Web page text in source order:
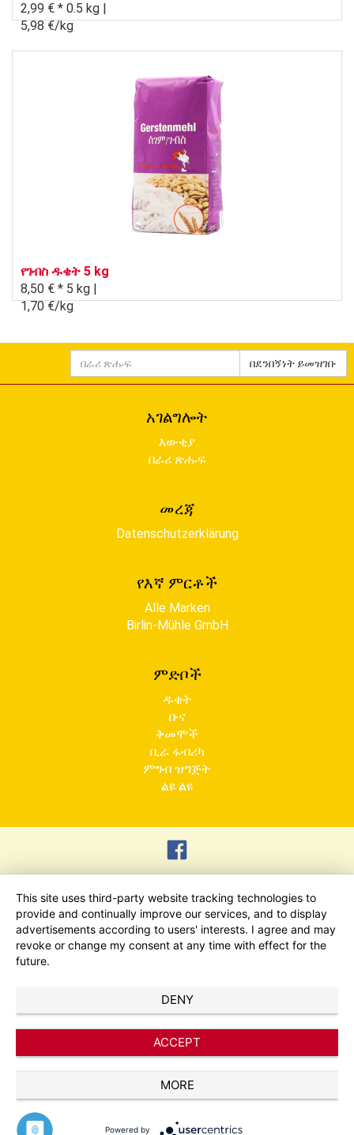
2,99 € * 0.5 kg |
5,98 €/kg
የገብስ ዱቄት 5 kg
8,50 € * 5 kg |
1,70 €/kg
በራሪ
ጽሑፍ
በደንበኝነት ይመዝገቡ
አገልግሎት
እውቂያ
በራሪ ጽሑፍ
መረጃ
Datenschutzerklärung
የእኛ ምርቶች
Alle Marken
Birlin-Mühle GmbH
ምድቦች
ዱቄት
ቡና
ቅመሞች
ቢራ ፋብሪካ
ምግብ ዝግጅት
ልዩ ልዩ
This site uses third-party website tracking technologies to
provide and continually improve our services, and to display
advertisements according to users' interests. I agree and may
revoke or change my consent at any time with effect for the
future.
DENY
ACCEPT
MORE
Powered by